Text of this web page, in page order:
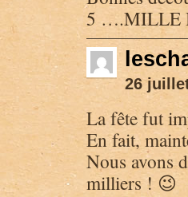
5 ….MILLE
26
La fête fut
En fait,
Nous avons
milliers ! 😉